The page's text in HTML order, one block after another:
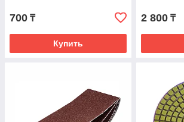
700 ₸
Купить
2 800 ₸